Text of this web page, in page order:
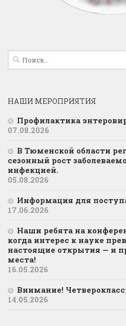
Найти:
НАШИ МЕРОПРИЯТИЯ
Профилактика
07.08.2026
В Тюменской области
сезонный рост
инфекцией.
05.08.2026
Информация для
17.06.2026
Наши ребята на
когда интерес к науке
настоящие открытия — и
места!
16.05.2026
Внимание!
14.05.2026